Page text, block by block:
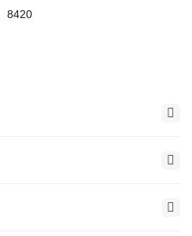
8420